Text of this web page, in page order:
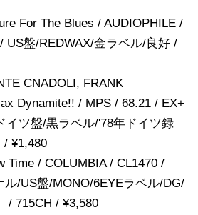
For The Blues / AUDIOPHILE /
US盤/REDWAX/金ラベル/良好 /
CNADOLI, FRANK
Dynamite!! / MPS / 68.21 / EX+
イツ盤/黒ラベル/'78年ドイツ録
/ ¥1,480
Time / COLUMBIA / CL1470 /
/US盤/MONO/6EYEラベル/DG/
/ 715CH / ¥3,580